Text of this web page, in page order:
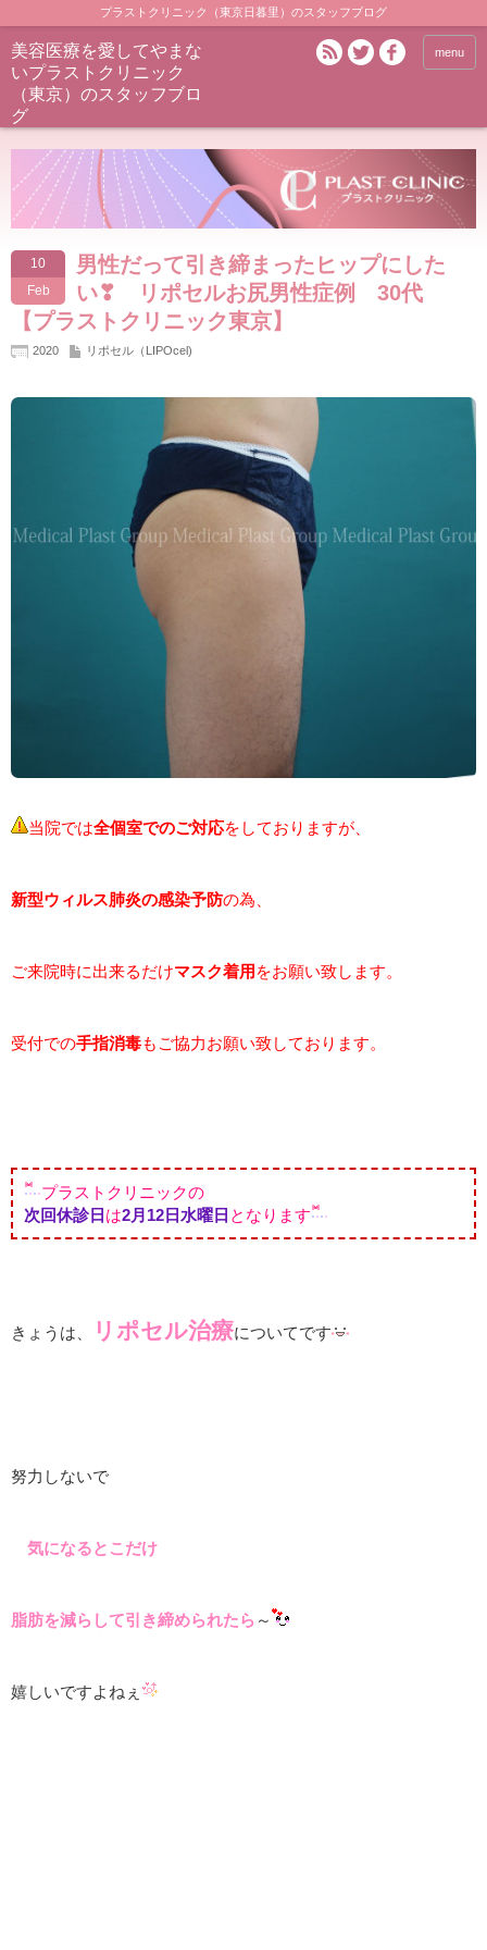
プラストクリニック（東京日暮里）のスタッフブログ
美容医療を愛してやまな
いプラストクリニック
（東京）のスタッフブロ
グ
menu
10
Feb
男性だって引き締まったヒップにした
い❣ リポセルお尻男性症例 30代
【プラストクリニック東京】
2020 リポセル（LIPOcel)
当院では全個室でのご対応をしておりますが、
新型ウィルス肺炎の感染予防の為、
ご来院時に出来るだけマスク着用 をお願い致します。
受付での手指消毒もご協力お願い致しております。
プラストクリニックの
次回休診日 は2月12日水曜日 となります
きょうは、 リポセル治療についてです
努力しないで
気になるとこだけ
脂肪を減らして引き締められたら ～
嬉しいですよねぇ